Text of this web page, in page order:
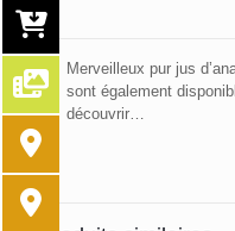
Merveilleux pur jus
sont également
découvrir…